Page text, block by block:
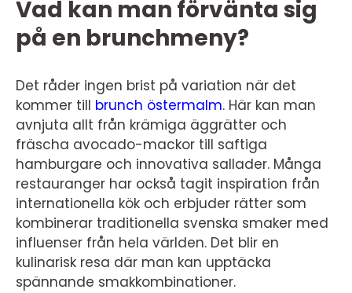
Vad kan man förvänta sig
på en brunchmeny?
Det råder ingen brist på variation när det
kommer till brunch östermalm. Här kan man
avnjuta allt från krämiga äggrätter och
fräscha avocado-mackor till saftiga
hamburgare och innovativa sallader. Många
restauranger har också tagit inspiration från
internationella kök och erbjuder rätter som
kombinerar traditionella svenska smaker med
influenser från hela världen. Det blir en
kulinarisk resa där man kan upptäcka
spännande smakkombinationer.